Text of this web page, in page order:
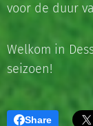
voor de duur
Welkom in
seizoen!
Share